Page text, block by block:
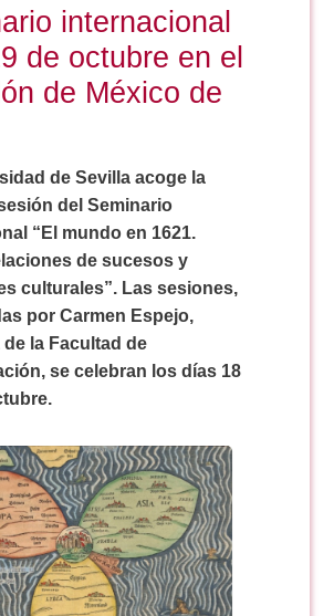
CAV
Grado
CAV
Virtual
internacional
de octubre en el
de México de
de Sevilla acoge la
del Seminario
“El mundo en 1621.
de sucesos y
culturales”. Las sesiones,
por Carmen Espejo,
la Facultad de
se celebran los días 18